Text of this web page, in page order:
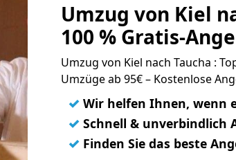
Umzug von Kiel
100 % Gratis-
Umzug von Kiel nach Taucha :
Umzüge ab 95€ – Kostenlose
✓ Wir helfen Ihnen, wenn
✓ Schnell & unverbindlich
✓ Finden Sie das beste